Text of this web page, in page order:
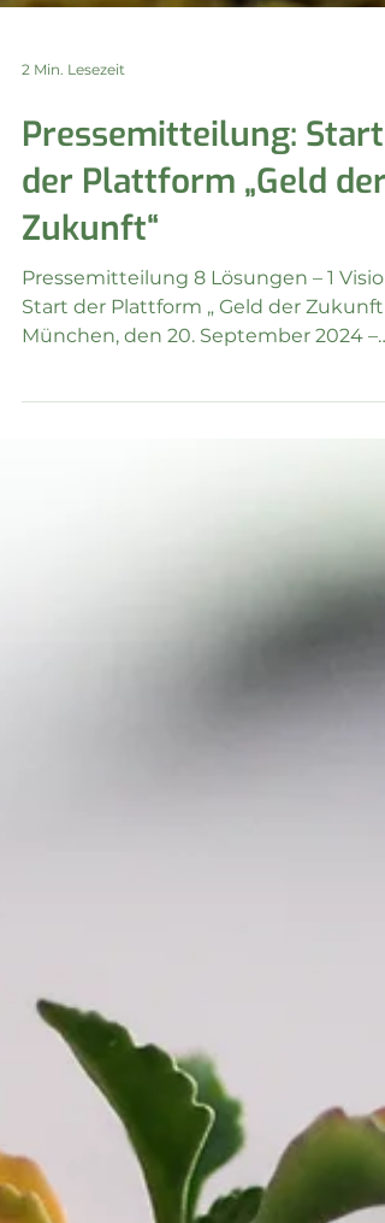
2 Min. Lesezeit
Pressemitteilung: Start
der Plattform „Geld der
Zukunft“
Pressemitteilung 8 Lösungen – 1
München, den 20. September 2024 –